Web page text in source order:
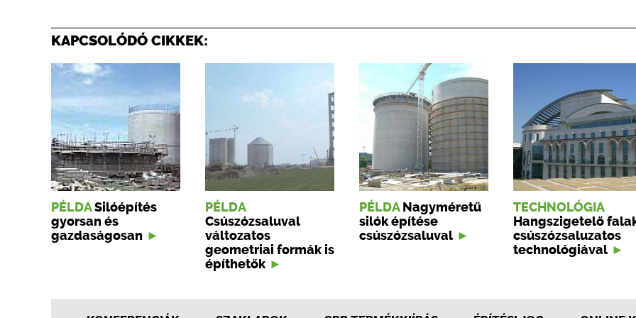
KAPCSOLÓDÓ CIKKEK:
PÉLDA Silóépítés
gyorsan és
gazdaságosan
PÉLDA
Csúszózsaluval
változatos
geometriai formák is
építhetők
PÉLDA Nagyméretű
silók építése
csúszózsaluval
TECHNOLÓGIA
Hangszigetelő
csúszózsaluzatos
technológiával